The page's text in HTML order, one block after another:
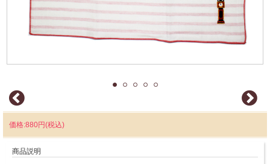
価格:880円(税込)
商品説明